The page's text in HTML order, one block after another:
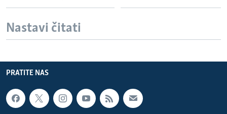
Nastavi čitati
PRATITE NAS